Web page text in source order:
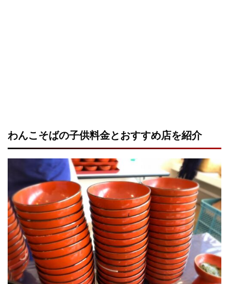
わんこそばの子供料金とおすすめ店を紹介